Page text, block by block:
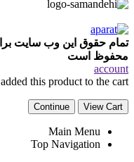
تمام حقوق این وب سایت
محفوظ است
account
this product to the cart:
View Cart
Continue
Main Menu
Top Navigation